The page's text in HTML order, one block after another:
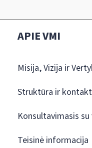
APIE VMI
Misija, Vizija ir
Struktūra ir
Konsultavimasis
Teisinė informacija